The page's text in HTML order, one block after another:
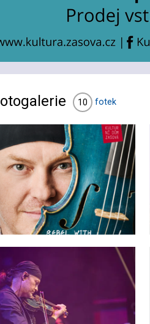
10 fotek